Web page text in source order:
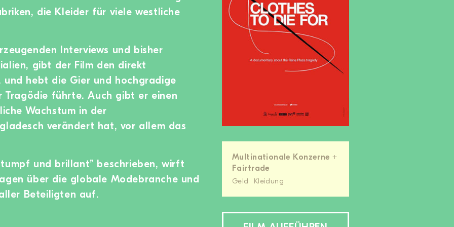
Multinationale Konzerne +
Fairtrade
Geld Kleidung
die Kleider für viele westliche
Interviews und bisher
gibt der Film den direkt
und hebt die Gier und hochgradige
Tragödie führte. Auch gibt er einen
Wachstum in der
verändert hat, vor allem das
und brillant” beschrieben, wirft
über die globale Modebranche und
Beteiligten auf.